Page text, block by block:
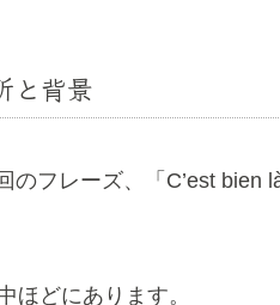
と背景
のフレーズ、「C’est bien
ほどにあります。